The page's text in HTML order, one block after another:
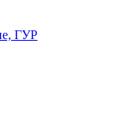
ГУР